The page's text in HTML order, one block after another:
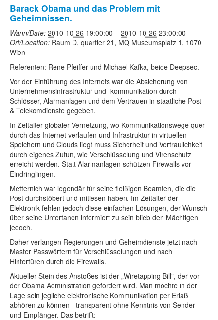
Barack Obama und das Problem mit
Geheimnissen.
Wann/Date: 2010-10-26 19:00:00 – 2010-10-26 23:00:00
Ort/Location: Raum D, quartier 21, MQ Museumsplatz 1, 1070
Wien
Referenten: Rene Pfeiffer und Michael Kafka, beide Deepsec.
Vor der Einführung des Internets war die Absicherung von
Unternehmensinfrastruktur und -kommunikation durch
Schlösser, Alarmanlagen und dem Vertrauen in staatliche Post-
& Telekomdienste gegeben.
In Zeitalter globaler Vernetzung, wo Kommunikationswege quer
durch das Internet verlaufen und Infrastruktur in virtuellen
Speichern und Clouds liegt muss Sicherheit und Vertraulichkeit
durch eigenes Zutun, wie Verschlüsselung und Virenschutz
erreicht werden. Statt Alarmanlagen schützen Firewalls vor
Eindringlingen.
Metternich war legendär für seine fleißigen Beamten, die die
Post durchstöbert und mitlesen haben. Im Zeitalter der
Elektronik fehlen jedoch diese einfachen Lösungen, der Wunsch
über seine Untertanen informiert zu sein blieb den Mächtigen
jedoch.
Daher verlangen Regierungen und Geheimdienste jetzt nach
Master Passwörtern für Verschlüsselungen und nach
Hintertüren durch die Firewalls.
Aktueller Stein des Anstoßes ist der „Wiretapping Bill”, der von
der Obama Administration gefordert wird. Man möchte in der
Lage sein jegliche elektronische Kommunikation per Erlaß
abhören zu können - transparent ohne Kenntnis von Sender
und Empfänger. Das betrifft: